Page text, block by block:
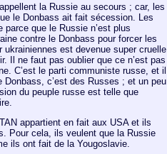
la Russie au secours ; car, les
le Donbass ait fait sécession. Les
parce que le Russie n’est plus
contre le Donbass pour forcer les
ukrainiennes est devenue super cruelle
Il ne faut pas oublier que ce n’est pas
C’est le parti communiste russe, et il
c’est des Russes ; et un peu
du peuple russe est telle que
appartient en fait aux USA et ils
Pour cela, ils veulent que la Russie
ils ont fait de la Yougoslavie.